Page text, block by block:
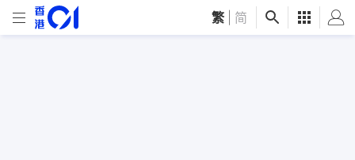
繁 简